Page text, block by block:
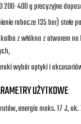
200-400 g precyzyjne
robocze 135 bar) stałe
z włókna z otworem
wybór optyki i
UŻYTKOWE
energia maks. 17 J,